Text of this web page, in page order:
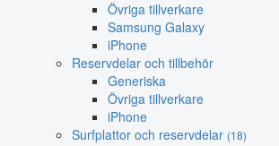
Övriga tillverkare
Samsung Galaxy
iPhone
Reservdelar och tillbehör
Generiska
Övriga tillverkare
iPhone
Surfplattor och reservdelar (18)